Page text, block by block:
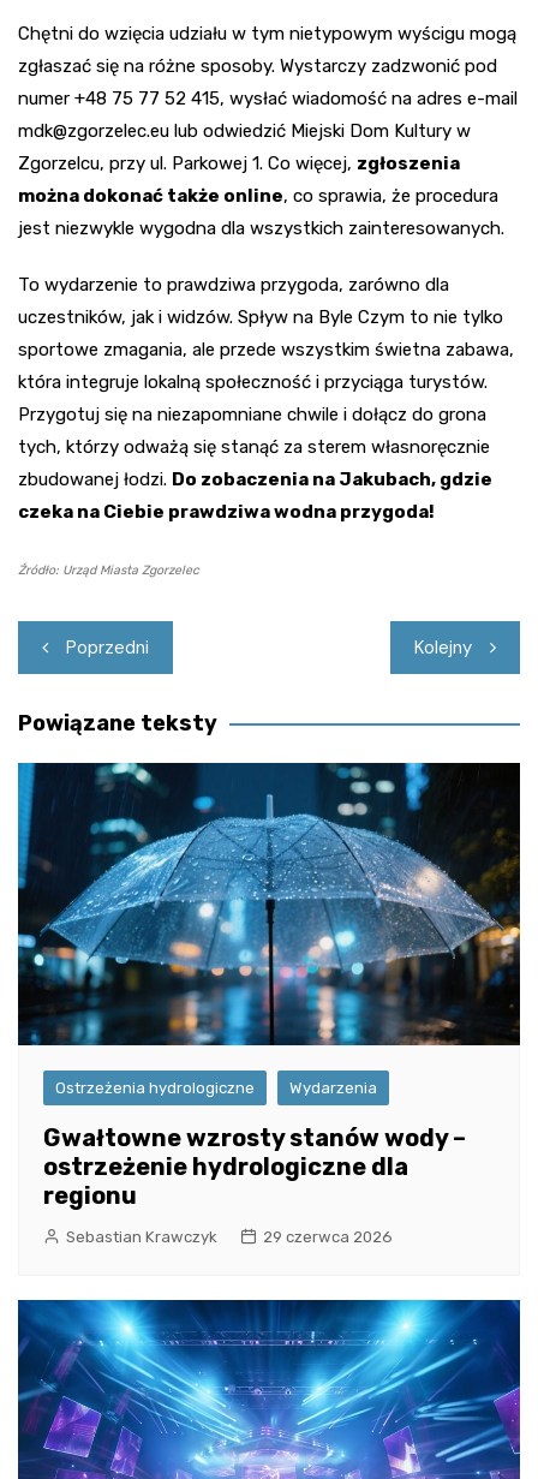
Chętni do wzięcia udziału w tym nietypowym wyścigu mogą
zgłaszać się na różne sposoby. Wystarczy zadzwonić pod
numer +48 75 77 52 415, wysłać wiadomość na adres e-mail
mdk@zgorzelec.eu lub odwiedzić Miejski Dom Kultury w
Zgorzelcu, przy ul. Parkowej 1. Co więcej, zgłoszenia
można dokonać także online, co sprawia, że procedura
jest niezwykle wygodna dla wszystkich zainteresowanych.
To wydarzenie to prawdziwa przygoda, zarówno dla
uczestników, jak i widzów. Spływ na Byle Czym to nie tylko
sportowe zmagania, ale przede wszystkim świetna zabawa,
która integruje lokalną społeczność i przyciąga turystów.
Przygotuj się na niezapomniane chwile i dołącz do grona
tych, którzy odważą się stanąć za sterem własnoręcznie
zbudowanej łodzi. Do zobaczenia na Jakubach, gdzie
czeka na Ciebie prawdziwa wodna przygoda!
Źródło: Urząd Miasta Zgorzelec
Nawigacja
wpisu
Poprzedni Kolejny
Powiązane teksty
Ostrzeżenia hydrologiczne Wydarzenia
Gwałtowne wzrosty stanów wody –
ostrzeżenie hydrologiczne dla
regionu
Sebastian Krawczyk 29 czerwca 2026